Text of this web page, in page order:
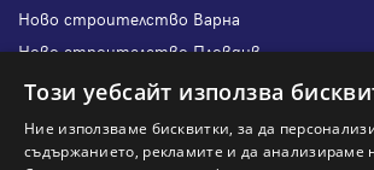
Ново строителство Варна
Ново строителство Пловдив
Ново строителство Бургас
Защо да отдам имот с Адрес?
Този уебсайт използва
Ние използваме бисквитки, за да
съдържанието, рекламите и да анализираме